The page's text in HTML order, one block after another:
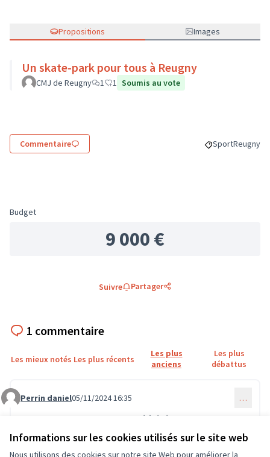
Informations sur les cookies utilisés sur le site web
Nous utilisons des cookies sur notre site Web pour améliorer la
Propositions Images
Un skate-park pour tous à Reugny
CMJ de Reugny 1 1 Soumis au vote
Commentaire Filtrer les
SportFiltrer les
Reugny
Budget
9 000 €
Suivre Partager
1 commentaire
Les mieux notés Les plus récents
Les plus
anciens
Les plus
débattus
Commentaire 1005
Perrin daniel05/11/2024 16:35 …
C'est une demande qui m'a déjà été transmise par les
enfants eux même et c'est un besoin
0